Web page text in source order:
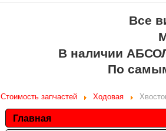
Все
В наличии
По
Стоимость запчастей Ходовая
Главная